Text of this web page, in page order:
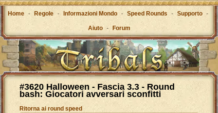
Home - Regole - Informazioni Mondo - Speed Rounds - Supporto -
Aiuto - Forum
#3620 Halloween - Fascia 3.3 - Round
bash: Giocatori avversari sconfitti
Ritorna ai round speed